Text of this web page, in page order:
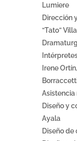
Lumiere
Dirección
“Tato”
Irene
Asistencia
Diseño y
Ayala
Diseño de